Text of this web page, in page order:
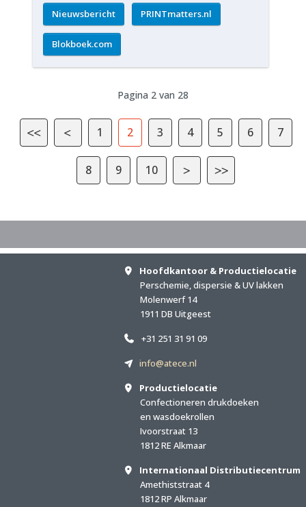
Nieuwsbericht PRINTmatters.nl
Blokboek.com
Pagina 2 van 28
1 2 3 4 5 6 7
8 9 10
Hoofdkantoor & Productielocatie
Perschemie, dispersie & UV lakken
Molenwerf 14
1911 DB Uitgeest
+31 251 31 91 09
info@atece.nl
Productielocatie
Confectioneren drukdoeken
en wasdoekrollen
Ivoorstraat 13
1812 RE Alkmaar
Internationaal Distributiecentrum
Amethiststraat 4
1812 RP Alkmaar